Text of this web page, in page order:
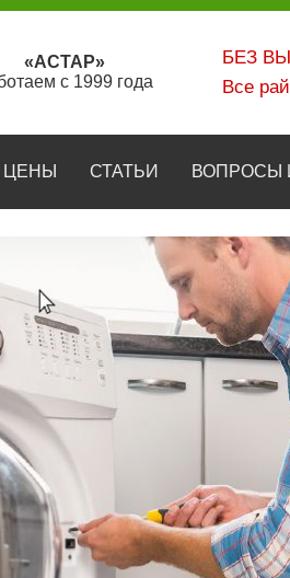
«АСТАР»
с 1999 года
БЕЗ
Все
ЦЕНЫ СТАТЬИ ВОПРОСЫ